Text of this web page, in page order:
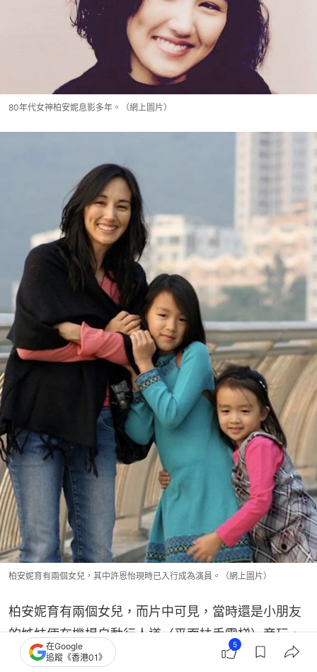
80年代女神柏安妮息影多年。（網上圖片）
柏安妮育有兩個女兒，其中許恩怡現時已入行成為演員。（網上圖片）
柏安妮育有兩個女兒，而片中可見，當時還是小朋友
的姊妹倆在機場自動行人道（平面扶手電梯）旁玩，
整個人掛在扶手帶旁滑行。傳統亞洲父母看到小女孩
在Google
追蹤《香港01》
5